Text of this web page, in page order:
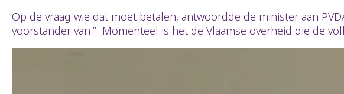
Op de vraag wie dat moet betalen, antwoordde de minister aan
voorstander van.” Momenteel is het de Vlaamse overheid die de